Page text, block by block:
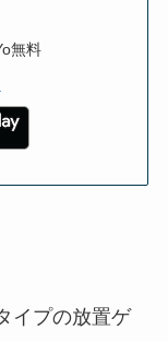
無料
イプの放置ゲ